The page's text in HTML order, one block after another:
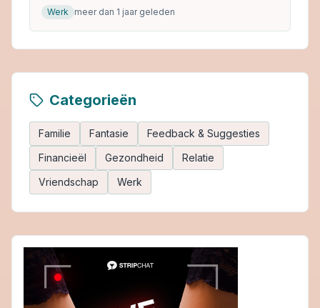
Werk meer dan 1 jaar geleden
Categorieën
Familie Fantasie
Feedback & Suggesties
Financieël
Gezondheid
Relatie
Vriendschap
Werk